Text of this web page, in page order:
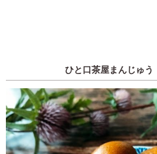
ひと口茶屋まんじゅう